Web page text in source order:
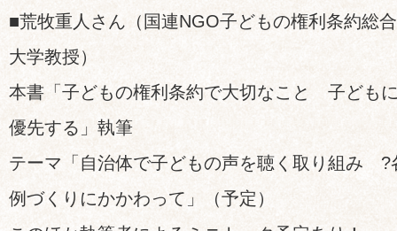
■荒牧重人さん（国連NGO子どもの権利条約総
大学教授）
本書「子どもの権利条約で大切なこと 子ども
優先する」執筆
テーマ「自治体で子どもの声を聴く取り組み ?
例づくりにかかわって」（予定）